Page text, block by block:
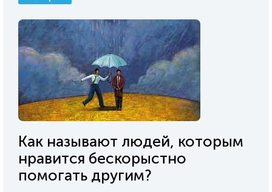
Как называют людей, которым
нравится бескорыстно
помогать другим?